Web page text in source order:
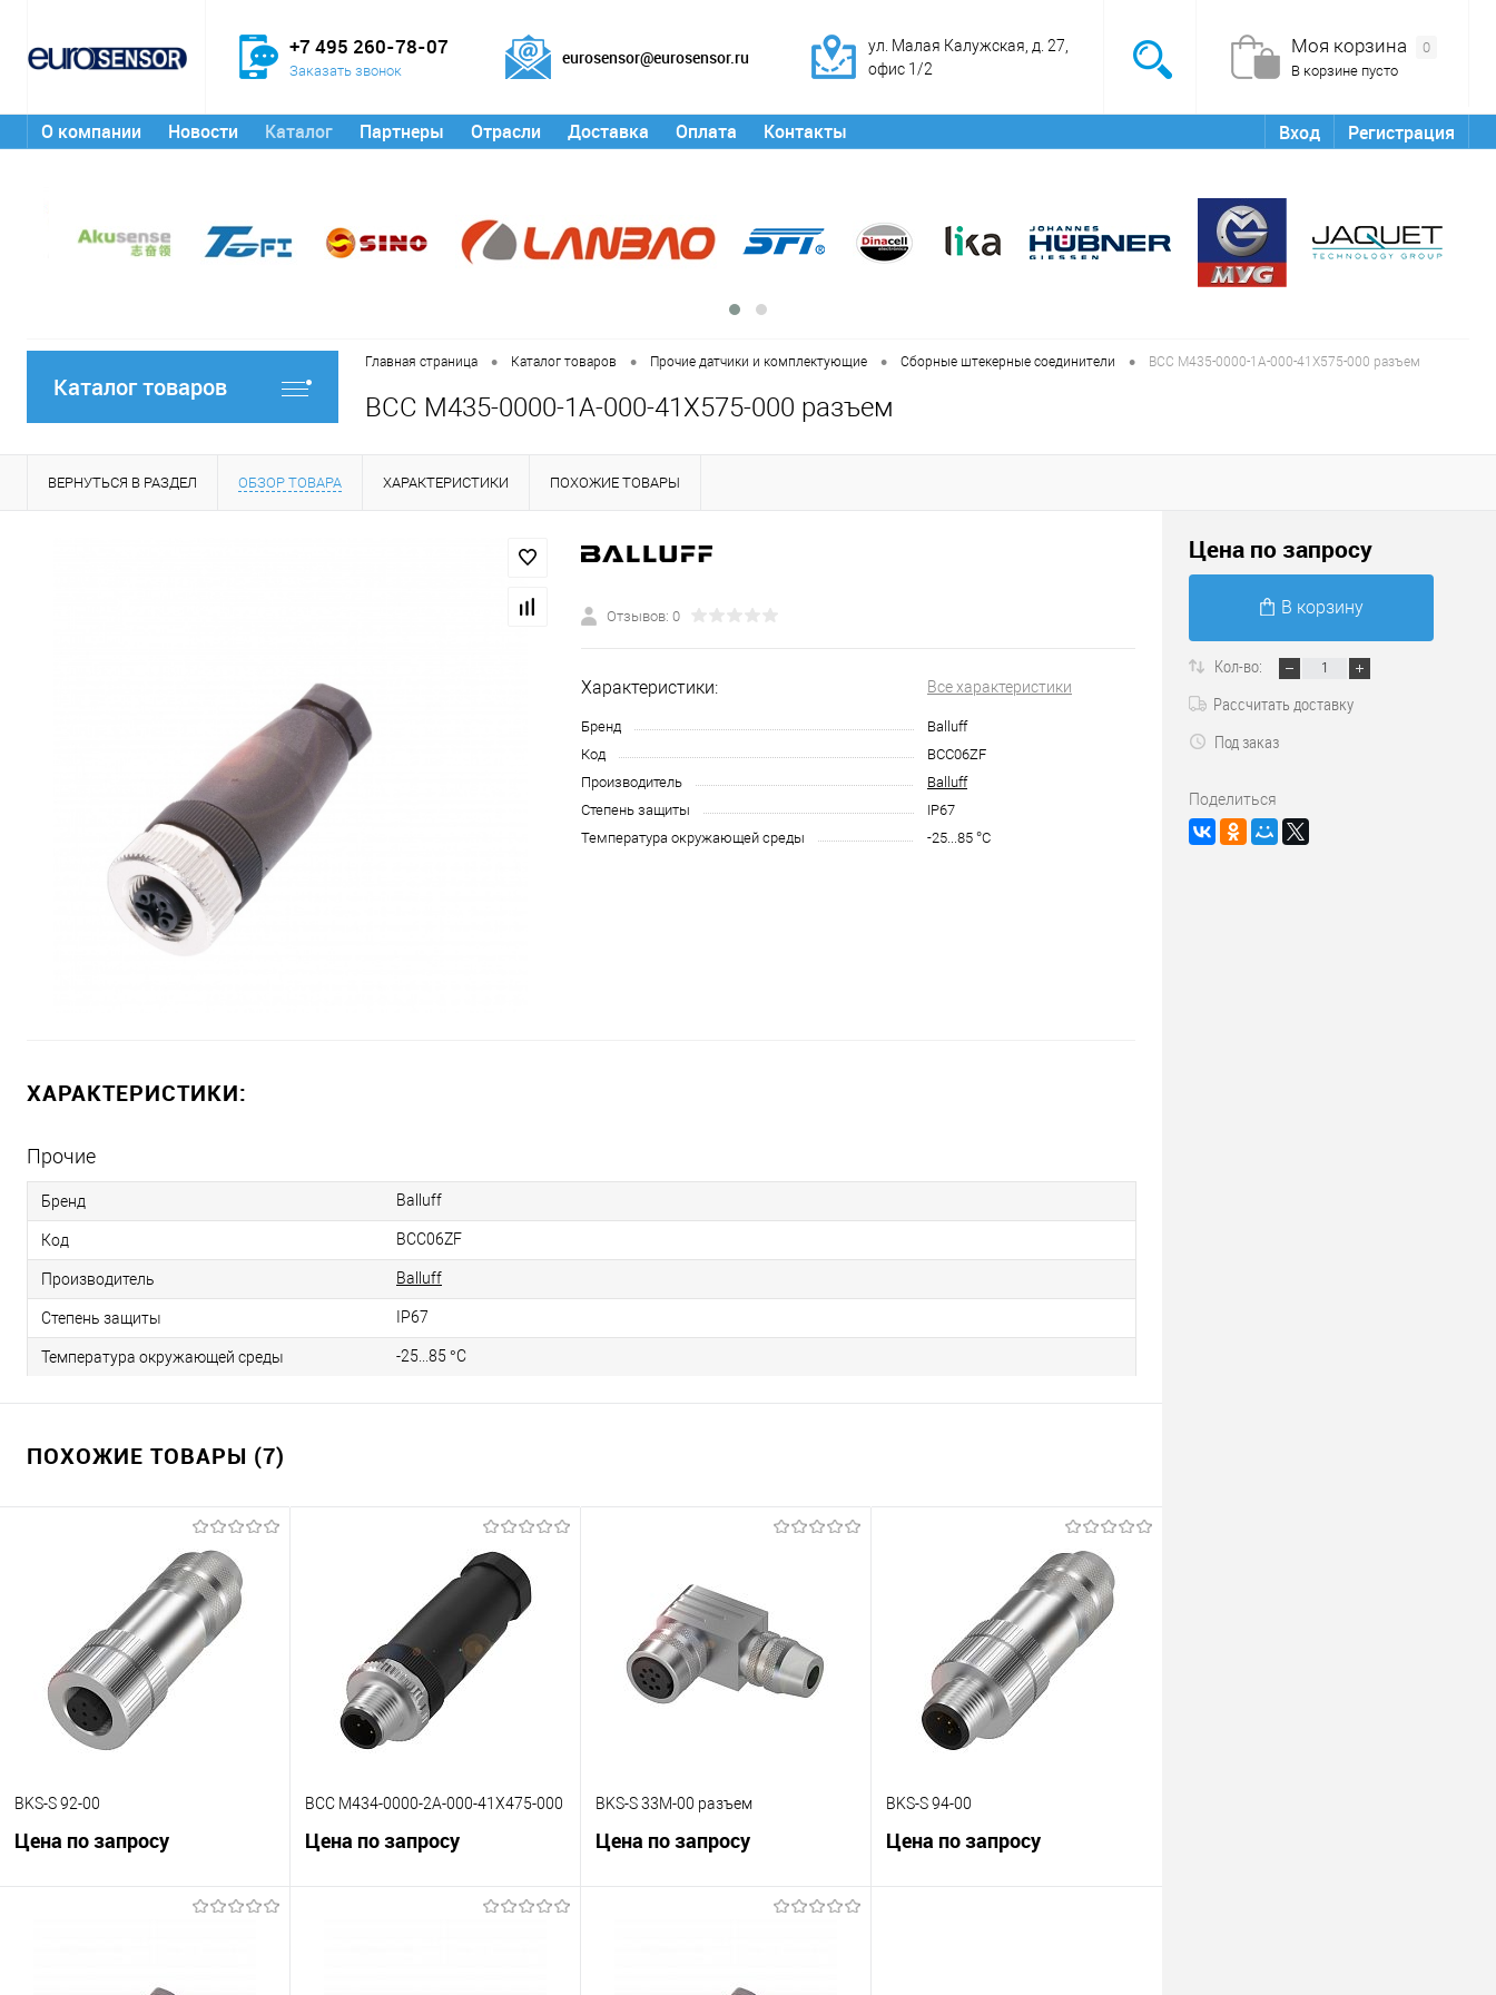
+7 495 260-78-07
Заказать звонок
eurosensor@eurosensor.ru
ул. Малая Калужская, д. 27,
офис 1/2
Моя корзина
0
В корзине пусто
О компании Новости Каталог Партнеры Отрасли Доставка Оплата Контакты Вход Регистрация
Каталог товаров
Главная страница • Каталог товаров • Прочие датчики и комплектующие • Сборные штекерные соединители • BCC M435-0000-1A-000-41X575-000 разъем
BCC M435-0000-1A-000-41X575-000 разъем
ВЕРНУТЬСЯ В РАЗДЕЛ ОБЗОР ТОВАРА ХАРАКТЕРИСТИКИ ПОХОЖИЕ ТОВАРЫ
Отзывов: 0
Характеристики: Все характеристики
Бренд
Balluff
Код
BCC06ZF
Производитель
Balluff
Степень защиты
IP67
Температура окружающей среды
-25...85 °C
ХАРАКТЕРИСТИКИ:
Прочие
Бренд Balluff
Код BCC06ZF
Производитель Balluff
Степень защиты IP67
Температура окружающей среды -25...85 °C
ПОХОЖИЕ ТОВАРЫ (7)
BKS-S 92-00
Цена по запросу
В корзину
BCC M434-0000-2A-000-41X475-000
Цена по запросу
В корзину
BKS-S 33M-00 разъем
Цена по запросу
В корзину
BKS-S 94-00
Цена по запросу
Цена по запросу
В корзину
Кол-во:
Рассчитать доставку
Под заказ
Поделиться